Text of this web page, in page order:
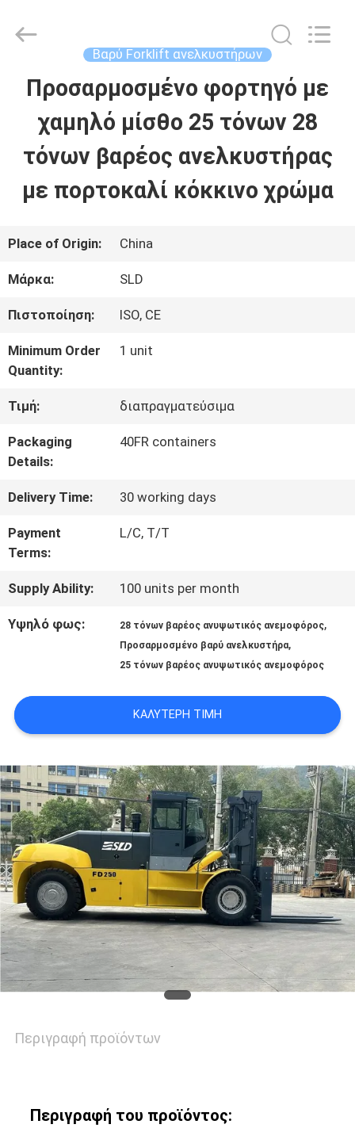
ΣΠΊΤΙ
ΠΡΟΪΌΝΤΑ
ΠΕΡΊΠΟΥ
ΕΜΕΊΣ
ΓΎΡΟΣ
ΕΡΓΟΣΤΑΣΊΩΝ
ΈΛΕΓΧΟΣ
PRIVACY
Development
Βαρύ Forklift ανελκυστήρων
Προσαρμοσμένο φορτηγό με
χαμηλό μίσθο 25 τόνων 28
τόνων βαρέος ανελκυστήρας
με πορτοκαλί κόκκινο χρώμα
Place of Origin: China
Μάρκα: SLD
Πιστοποίηση: ISO, CE
Minimum Order
Quantity:
1 unit
Τιμή: διαπραγματεύσιμα
Packaging
Details:
40FR containers
Delivery Time: 30 working days
Payment
Terms:
L/C, T/T
Supply Ability: 100 units per month
Υψηλό φως: 28 τόνων βαρέος ανυψωτικός ανεμοφόρος,
Προσαρμοσμένο βαρύ ανελκυστήρα,
25 τόνων βαρέος ανυψωτικός ανεμοφόρος
ΚΑΛΎΤΕΡΗ ΤΙΜΉ
Περιγραφή προϊόντων
Περιγραφή του προϊόντος: